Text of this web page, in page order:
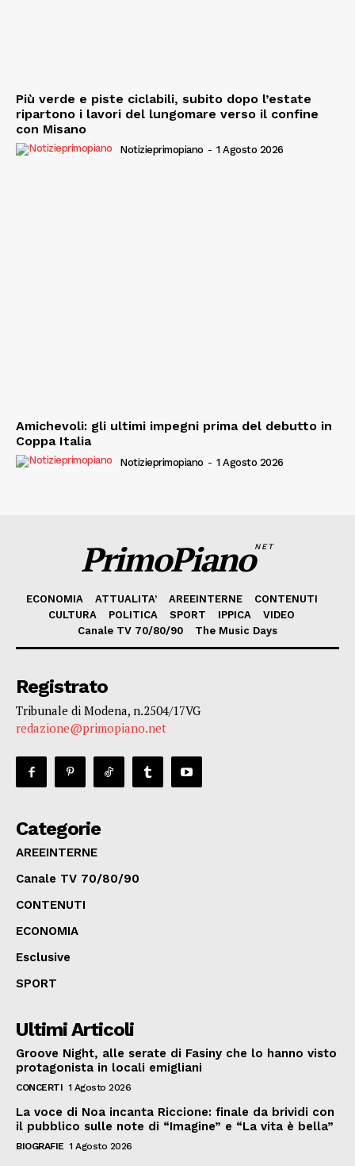
Più verde e piste ciclabili, subito dopo l’estate
ripartono i lavori del lungomare verso il confine
con Misano
Notizieprimopiano - 1 Agosto 2026
Amichevoli: gli ultimi impegni prima del debutto in
Coppa Italia
Notizieprimopiano - 1 Agosto 2026
PrimoPianoNET
ECONOMIA ATTUALITA’ AREEINTERNE
CONTENUTI
CULTURA
POLITICA SPORT IPPICA
VIDEO
Canale TV 70/80/90
The Music Days
Registrato
Tribunale di Modena, n.2504/17VG
redazione@primopiano.net
Categorie
AREEINTERNE
Canale TV 70/80/90
CONTENUTI
ECONOMIA
Esclusive
SPORT
Ultimi Articoli
Groove Night, alle serate di Fasiny che lo hanno visto
protagonista in locali emigliani
CONCERTI 1 Agosto 2026
La voce di Noa incanta Riccione: finale da brividi con
il pubblico sulle note di “Imagine” e “La vita è bella”
BIOGRAFIE 1 Agosto 2026